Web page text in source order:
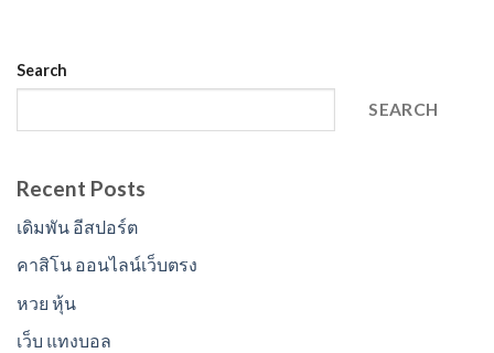
Search
SEARCH
Recent Posts
เดิมพัน อีสปอร์ต
คาสิโน ออนไลน์เว็บตรง
หวย หุ้น
เว็บ แทงบอล